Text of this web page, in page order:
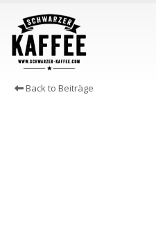
Back to Beiträge